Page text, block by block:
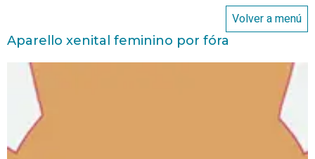
Volver a menú
Aparello xenital feminino por fóra